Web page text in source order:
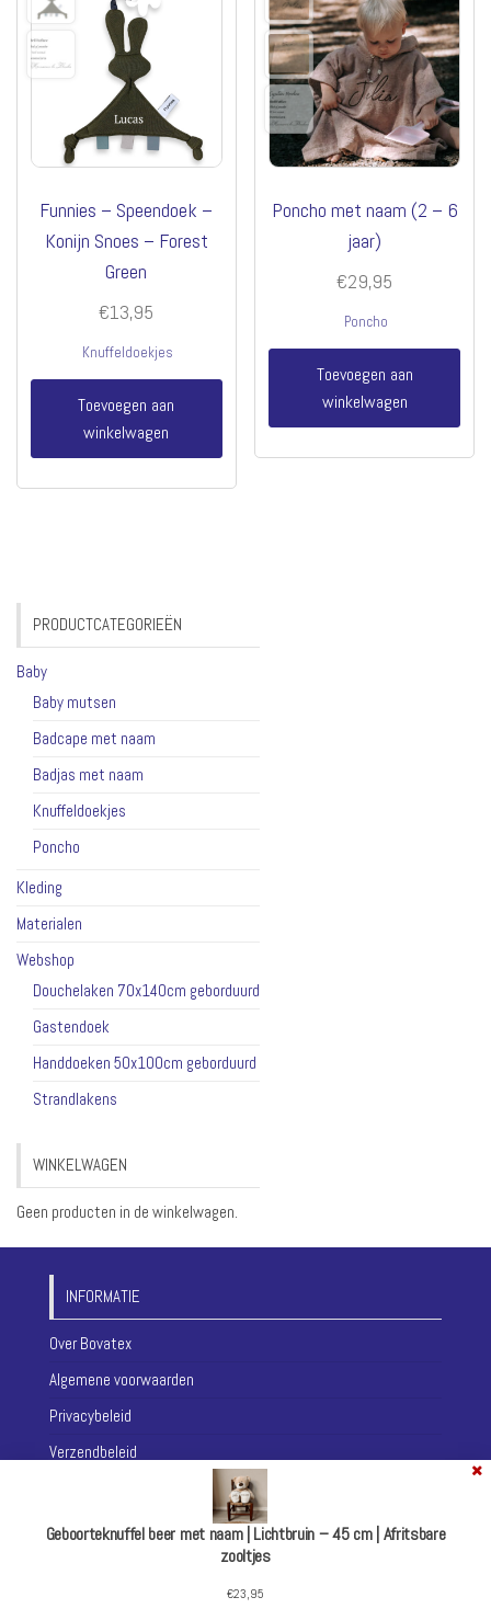
Funnies – Speendoek –
Konijn Snoes – Forest
Green
€13,95
Knuffeldoekjes
Toevoegen aan
winkelwagen
Poncho met naam (2 – 6
jaar)
€29,95
Poncho
Toevoegen aan
winkelwagen
PRODUCTCATEGORIEËN
Baby
Baby mutsen
Badcape met naam
Badjas met naam
Knuffeldoekjes
Poncho
Kleding
Materialen
Webshop
Douchelaken 70x140cm geborduurd
Gastendoek
Handdoeken 50x100cm geborduurd
Strandlakens
WINKELWAGEN
Geen producten in de winkelwagen.
INFORMATIE
Over Bovatex
Algemene voorwaarden
Privacybeleid
Verzendbeleid
Geboorteknuffel beer met naam | Lichtbruin – 45 cm | Afritsbare
zooltjes
€23,95